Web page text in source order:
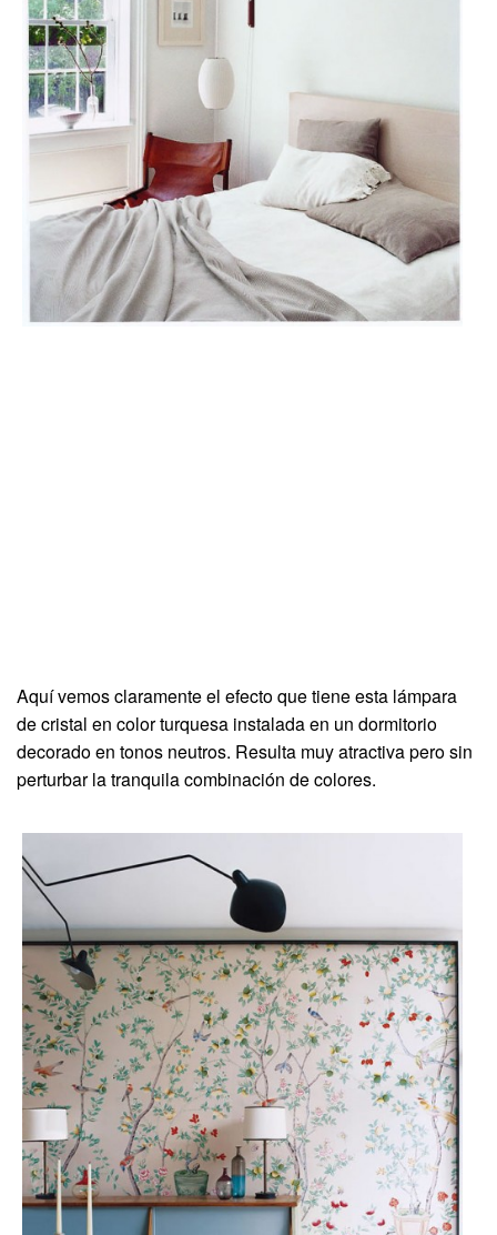
Aquí vemos claramente el efecto que tiene esta lámpara
de cristal en color turquesa instalada en un dormitorio
decorado en tonos neutros. Resulta muy atractiva pero sin
perturbar la tranquila combinación de colores.